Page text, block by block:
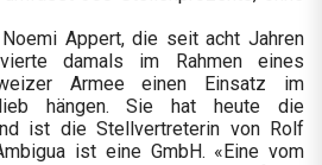
Appert, die seit acht Jahren
damals im Rahmen eines
Armee einen Einsatz im
hängen. Sie hat heute die
ist die Stellvertreterin von Rolf
ist eine GmbH. «Eine vom